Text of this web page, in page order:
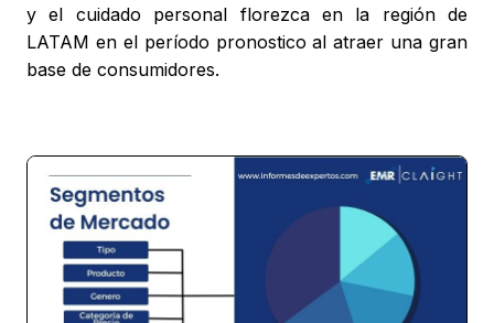
y el cuidado personal florezca en la región de
LATAM en el período pronostico al atraer una gran
base de consumidores.